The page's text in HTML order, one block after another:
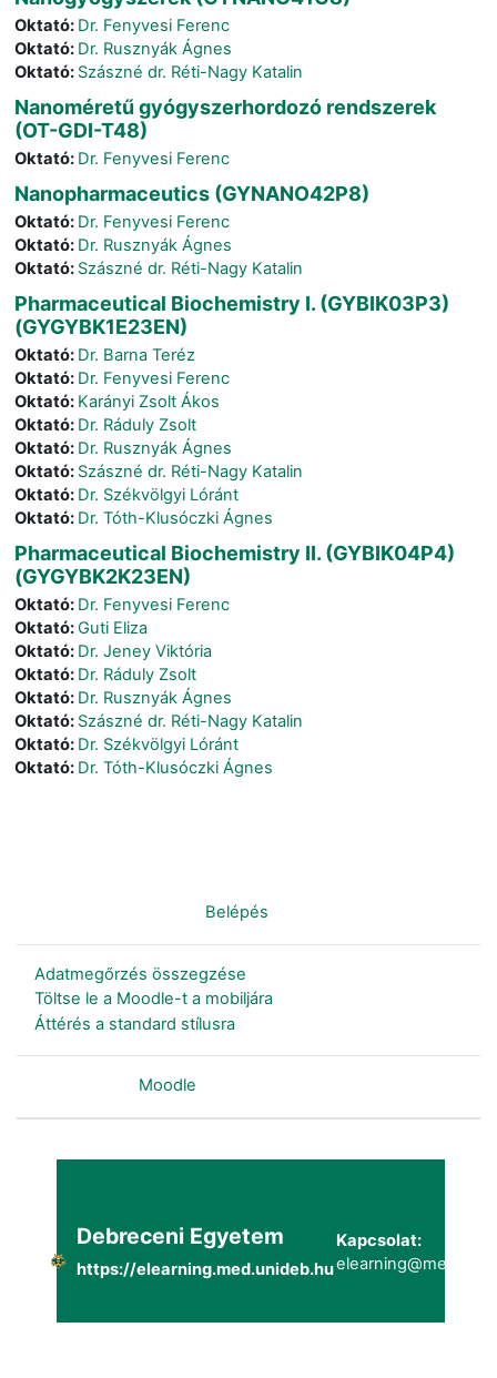
Oktató: Dr. Fenyvesi Ferenc
Oktató: Dr. Rusznyák Ágnes
Oktató: Szászné dr. Réti-Nagy Katalin
Nanoméretű gyógyszerhordozó rendszerek
(OT-GDI-T48)
Oktató: Dr. Fenyvesi Ferenc
Nanopharmaceutics (GYNANO42P8)
Oktató: Dr. Fenyvesi Ferenc
Oktató: Dr. Rusznyák Ágnes
Oktató: Szászné dr. Réti-Nagy Katalin
Pharmaceutical Biochemistry I. (GYBIK03P3)
(GYGYBK1E23EN)
Oktató: Dr. Barna Teréz
Oktató: Dr. Fenyvesi Ferenc
Oktató: Karányi Zsolt Ákos
Oktató: Dr. Ráduly Zsolt
Oktató: Dr. Rusznyák Ágnes
Oktató: Szászné dr. Réti-Nagy Katalin
Oktató: Dr. Székvölgyi Lóránt
Oktató: Dr. Tóth-Klusóczki Ágnes
Pharmaceutical Biochemistry II. (GYBIK04P4)
(GYGYBK2K23EN)
Oktató: Dr. Fenyvesi Ferenc
Oktató:Guti Eliza
Oktató: Dr. Jeney Viktória
Oktató: Dr. Ráduly Zsolt
Oktató: Dr. Rusznyák Ágnes
Oktató: Szászné dr. Réti-Nagy Katalin
Oktató: Dr. Székvölgyi Lóránt
Oktató: Dr. Tóth-Klusóczki Ágnes
Belépés
Adatmegőrzés összegzése
Töltse le a Moodle-t a mobiljára
Áttérés a standard stílusra
Moodle
Debreceni Egyetem
https://elearning.med.unideb.hu
Kapcsolat: